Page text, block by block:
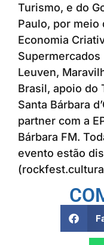
Turismo, e do
Paulo, por meio
Economia
Leuven,
Brasil, apoio do
Santa Bárbara
partner com a
Bárbara FM.
evento estão